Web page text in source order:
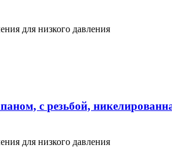
для низкого давления
с резьбой,
для низкого давления